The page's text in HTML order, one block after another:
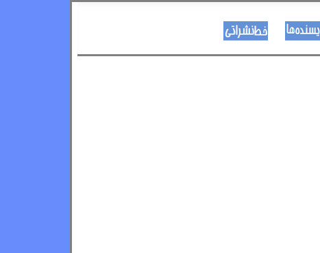
نویسنده ها